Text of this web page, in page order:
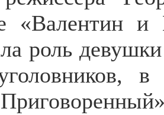
«Валентин и
роль
в